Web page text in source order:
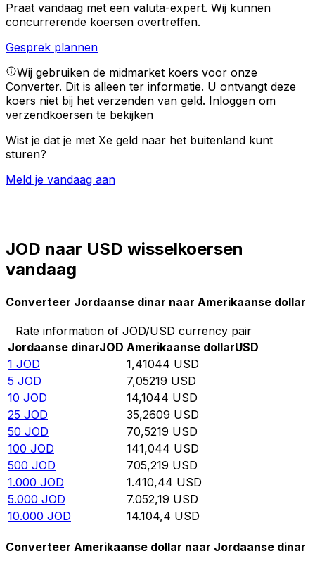
Praat vandaag met een valuta-expert. Wij kunnen
concurrerende koersen overtreffen.
Gesprek plannen
Wij gebruiken de midmarket koers voor onze
Converter. Dit is alleen ter informatie. U ontvangt deze
koers niet bij het verzenden van geld. Inloggen om
verzendkoersen te bekijken
Wist je dat je met Xe geld naar het buitenland kunt
sturen?
Meld je vandaag aan
JOD naar USD wisselkoersen
vandaag
Converteer Jordaanse dinar naar Amerikaanse dollar
Rate information of JOD/USD currency pair
Jordaanse dinarJOD Amerikaanse dollarUSD
1 JOD 1,41044 USD
5 JOD 7,05219 USD
10 JOD 14,1044 USD
25 JOD 35,2609 USD
50 JOD 70,5219 USD
100 JOD 141,044 USD
500 JOD 705,219 USD
1.000 JOD 1.410,44 USD
5.000 JOD 7.052,19 USD
10.000 JOD 14.104,4 USD
Converteer Amerikaanse dollar naar Jordaanse dinar